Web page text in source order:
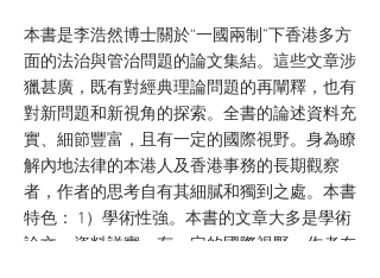
本書是李浩然博士關於“一國兩制”下香港多方
面的法治與管治問題的論文集結。這些文章涉
獵甚廣，既有對經典理論問題的再闡釋，也有
對新問題和新視角的探索。全書的論述資料充
實、細節豐富，且有一定的國際視野。身為瞭
解內地法律的本港人及香港事務的長期觀察
者，作者的思考自有其細膩和獨到之處。本書
特色： 1）學術性強。本書的文章大多是學術
論文，資料詳實，有一定的國際視野。作者在